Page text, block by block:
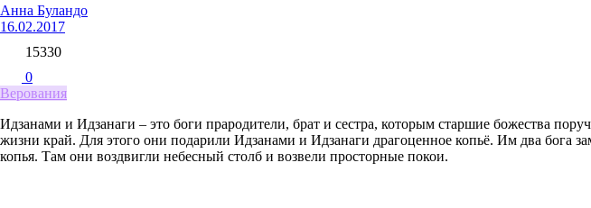
Анна Буландо
16.02.2017
15330
0
Верования
Идзанами и Идзанаги – это боги прародители, брат и сестра, которым старшие божества
жизни край. Для этого они подарили Идзанами и Идзанаги драгоценное копьё. Им два бога
копья. Там они воздвигли небесный столб и возвели просторные покои.